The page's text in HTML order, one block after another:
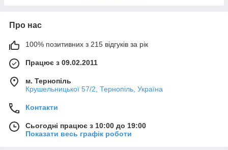
Про нас
100% позитивних з 215 відгуків за рік
Працює з 09.02.2011
м. Тернопіль
Крушельницької 57/2, Тернопіль, Україна
Контакти
Сьогодні працює з 10:00 до 19:00
Показати весь графік роботи